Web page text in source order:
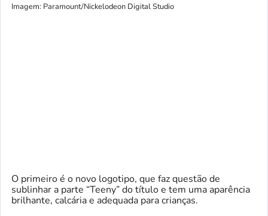
Imagem: Paramount/Nickelodeon Digital Studio
O primeiro é o novo logotipo, que faz questão de
sublinhar a parte “Teeny” do título e tem uma aparência
brilhante, calcária e adequada para crianças.